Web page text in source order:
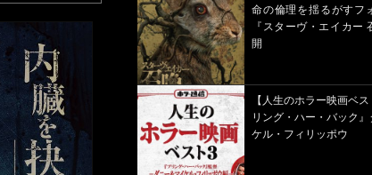
命の倫理を揺るがすフ
『スターヴ・エイカー
開
【人生のホラー映画ベ
リング・ハー・バック』
ケル・フィリッポウ